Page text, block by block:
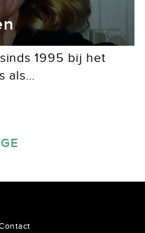
1995 bij het
als